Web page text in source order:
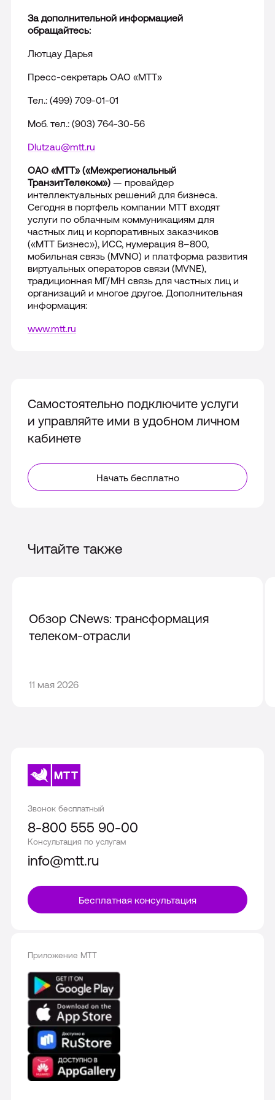
За дополнительной информацией
обращайтесь:
Лютцау Дарья
Пресс-секретарь ОАО «МТТ»
Тел.: (499) 709-01-01
Моб. тел.: (903) 764-30-56
Dlutzau@mtt.ru
ОАО «МТТ» («Межрегиональный
ТранзитТелеком») — провайдер
интеллектуальных решений для бизнеса.
Сегодня в портфель компании МТТ входят
услуги по облачным коммуникациям для
частных лиц и корпоративных заказчиков
(«МТТ Бизнес»), ИСС, нумерация 8–800,
мобильная связь (MVNO) и платформа развития
виртуальных операторов связи (MVNE),
традиционная МГ/МН связь для частных лиц и
организаций и многое другое. Дополнительная
информация:
www.mtt.ru
Самостоятельно подключите услуги
и управляйте ими в удобном личном
кабинете
Начать бесплатно
Читайте также
Обзор CNews: трансформация
телеком-отрасли
11 мая 202611
Звонок бесплатный
8-800 555 90-00
Консультация по услугам
info@mtt.ru
Бесплатная консультация
Приложение МТТ